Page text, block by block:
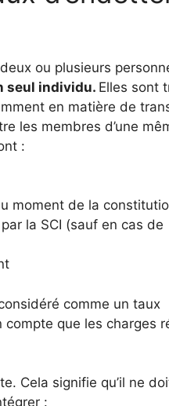
ou plusieurs
seul individu. Elles sont
en matière de
les membres d’une
:
moment de la
la SCI (sauf en cas de
comme un taux
que les charges
Cela signifie qu’il ne
: